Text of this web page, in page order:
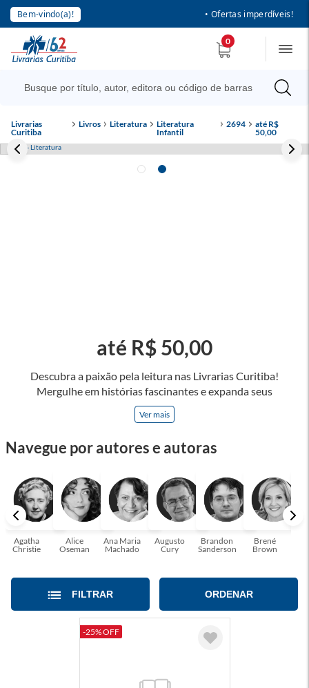
Bem-vindo(a)! • Ofertas imperdíveis!
0
Livrarias
Curitiba
Livros Literatura
Literatura
Infantil
2694
até R$
50,00
Descubra a paixão pela leitura nas Livrarias Curitiba!
Mergulhe em histórias fascinantes e expanda seus
horizontes, onde cada página é uma porta para novos
universos e perspectivas. Ler nos permite viajar sem sair do
e tenha a oportunidade de alcançar o seu crescimento
passe um tempo no mundo da imaginação! A leitura
transforma vidas e estamos aqui para ajudar a transformar a
sua! Tenha certeza, temos o livro perfeito para você!
Ver mais
até R$ 50,00
Navegue por autores e autoras
Agatha
Christie
Alice
Oseman
Ana Maria
Machado
Augusto
Cury
Brandon
Sanderson
Brené
Brown
FILTRAR ORDENAR
-25% OFF